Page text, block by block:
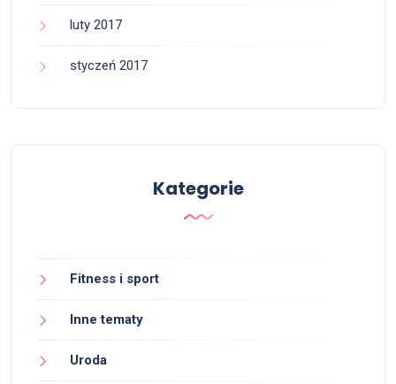
luty 2017
styczeń 2017
Kategorie
Fitness i sport
Inne tematy
Uroda